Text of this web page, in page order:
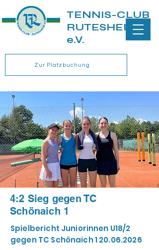
TENNIS-CLUB
RUTESHEIM
e.V.
Zur Platzbuchung
4:2 Sieg gegen TC
Schönaich 1
Spielbericht Juniorinnen U18/2
gegen TC Schönaich1 20.06.2026